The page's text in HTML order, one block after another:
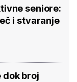
seniore:
i stvaranje
dok broj